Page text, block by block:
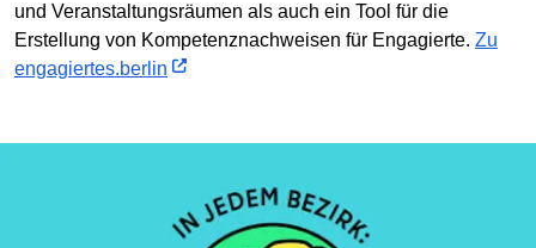
und Veranstaltungsräumen als auch ein Tool für die
Erstellung von Kompetenznachweisen für Engagierte. Zu
engagiertes.berlin